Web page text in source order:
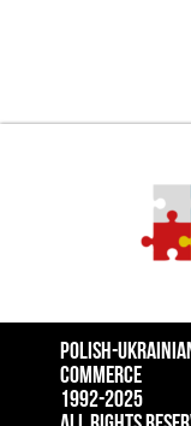
POLISH-
COMMERCE
1992-2025